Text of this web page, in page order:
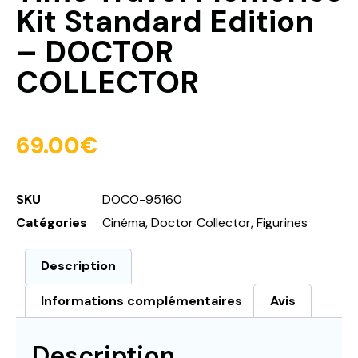
Kit Standard Edition
– DOCTOR
COLLECTOR
69.00€
SKU
DOCO-95160
Catégories
Cinéma,Doctor Collector,Figurines
Description
Informations complémentaires Avis